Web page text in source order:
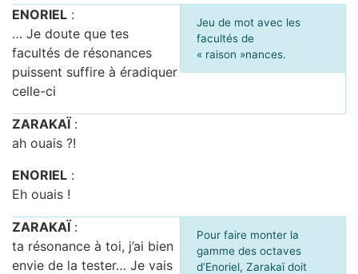
Jeu de mot avec les
facultés de
« raison »nances.
ENORIEL :
… Je doute que tes
facultés de résonances
puissent suffire à éradiquer
celle-ci
ZARAKAÏ :
ah ouais ?!
ENORIEL :
Eh ouais !
Pour faire monter la
gamme des octaves
d’Enoriel, Zarakaï doit
ZARAKAÏ :
ta résonance à toi, j’ai bien
envie de la tester… Je vais